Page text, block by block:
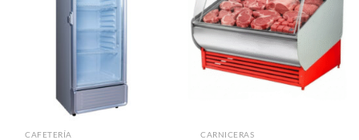
CAFETERÍA CARNICERAS